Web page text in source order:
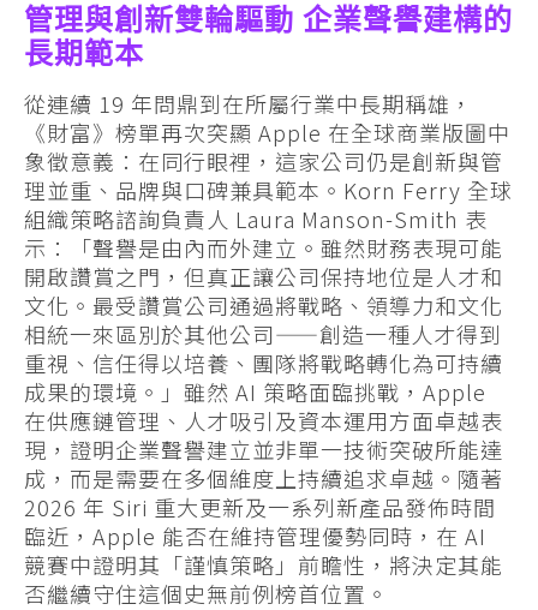
管理與創新雙輪驅動 企業聲譽建構的
長期範本
從連續 19 年問鼎到在所屬行業中長期稱雄，
《財富》榜單再次突顯 Apple 在全球商業版圖中
象徵意義：在同行眼裡，這家公司仍是創新與管
理並重、品牌與口碑兼具範本。Korn Ferry 全球
組織策略諮詢負責人 Laura Manson-Smith 表
示：「聲譽是由內而外建立。雖然財務表現可能
開啟讚賞之門，但真正讓公司保持地位是人才和
文化。最受讚賞公司通過將戰略、領導力和文化
相統一來區別於其他公司——創造一種人才得到
重視、信任得以培養、團隊將戰略轉化為可持續
成果的環境。」雖然 AI 策略面臨挑戰，Apple
在供應鏈管理、人才吸引及資本運用方面卓越表
現，證明企業聲譽建立並非單一技術突破所能達
成，而是需要在多個維度上持續追求卓越。隨著
2026 年 Siri 重大更新及一系列新產品發佈時間
臨近，Apple 能否在維持管理優勢同時，在 AI
競賽中證明其「謹慎策略」前瞻性，將決定其能
否繼續守住這個史無前例榜首位置。